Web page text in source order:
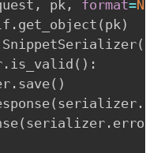
, pk , format=
. get_object ( pk )
SnippetSerializer(
. is_valid ( ) :
. save( )
( serializer .
( serializer . errors